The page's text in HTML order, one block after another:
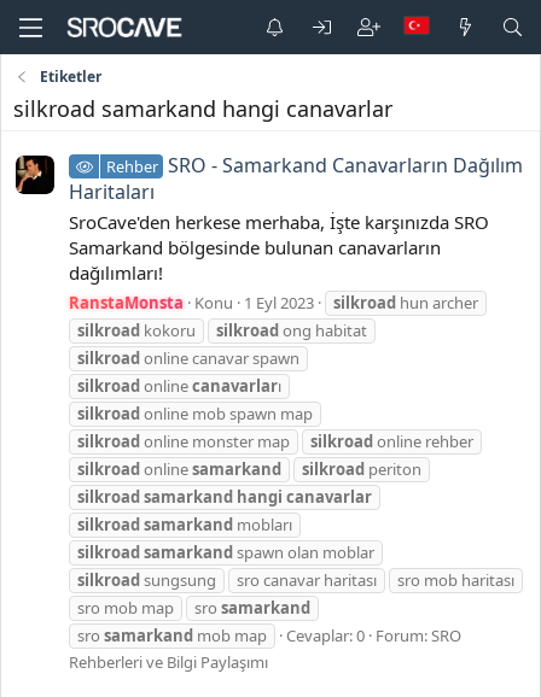
Etiketler
silkroad samarkand hangi canavarlar
Rehber SRO - Samarkand Canavarların Dağılım
Haritaları
SroCave'den herkese merhaba, İşte karşınızda SRO
Samarkand bölgesinde bulunan canavarların
dağılımları!
RanstaMonsta Konu 1 Eyl 2023 silkroad hun archer
silkroad kokoru silkroadong habitat
silkroadonline canavar spawn
silkroadonlinecanavarları
silkroadonline mob spawn map
silkroadonline monster map silkroadonline rehber
silkroadonlinesamarkand silkroad periton
silkroadsamarkand hangi canavarlar
silkroadsamarkand mobları
silkroadsamarkandspawn olan moblar
silkroadsungsung sro canavar haritası
sro mob haritası
sro mob map
sro samarkand
sro samarkand mob map Cevaplar: 0 Forum:SRO
Rehberleri ve Bilgi Paylaşımı